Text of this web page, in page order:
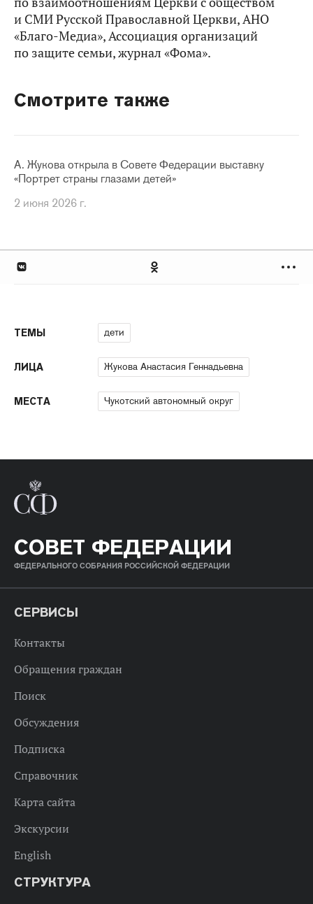
и СМИ Русской Православной Церкви, АНО
«Благо-Медиа», Ассоциация организаций
по защите семьи, журнал «Фома».
Смотрите также
А. Жукова открыла в Совете Федерации выставку
«Портрет страны глазами детей»
2 июня 2026 г.
ТЕМЫ дети
ЛИЦА Жукова Анастасия Геннадьевна
МЕСТА Чукотский автономный округ
СОВЕТ ФЕДЕРАЦИИ
ФЕДЕРАЛЬНОГО СОБРАНИЯ РОССИЙСКОЙ ФЕДЕРАЦИИ
СЕРВИСЫ
Контакты
Обращения граждан
Поиск
Обсуждения
Подписка
Справочник
Карта сайта
Экскурсии
English
СТРУКТУРА